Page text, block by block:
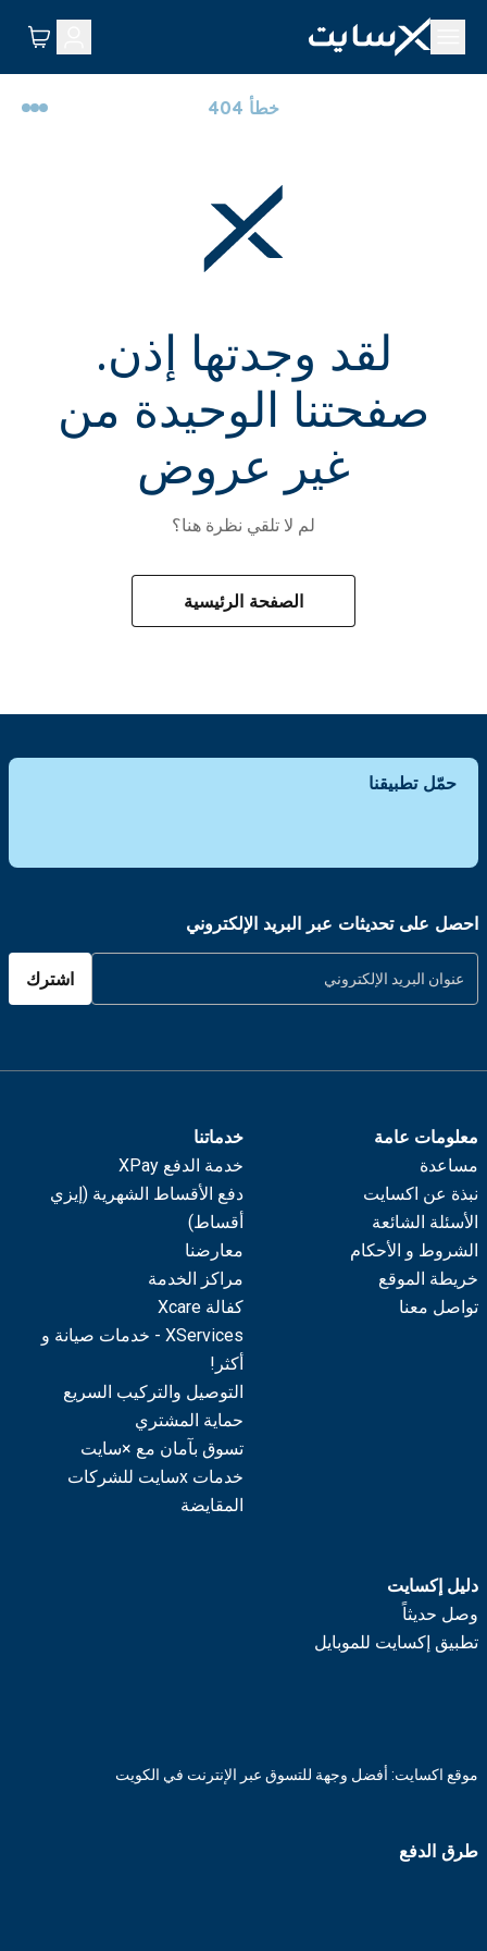
خطأ 404
لقد وجدتها إذن.
صفحتنا الوحيدة من
غير عروض
لم لا تلقي نظرة هنا؟
الصفحة الرئيسية
حمّل تطبيقنا
احصل على تحديثات عبر البريد الإلكتروني
اشترك
معلومات عامة
مساعدة
نبذة عن اكسايت
الأسئلة الشائعة
الشروط و الأحكام
خريطة الموقع
تواصل معنا
خدماتنا
خدمة الدفع XPay
دفع الأقساط الشهرية (إيزي
أقساط)
معارضنا
مراكز الخدمة
كفالة Xcare
XServices - خدمات صيانة و
أكثر!
التوصيل والتركيب السريع
حماية المشتري
تسوق بآمان مع ×سايت
خدمات xسايت للشركات
المقايضة
دليل إكسايت
وصل حديثاً
تطبيق إكسايت للموبايل
موقع اكسايت: أفضل وجهة للتسوق عبر الإنترنت في الكويت
طرق الدفع